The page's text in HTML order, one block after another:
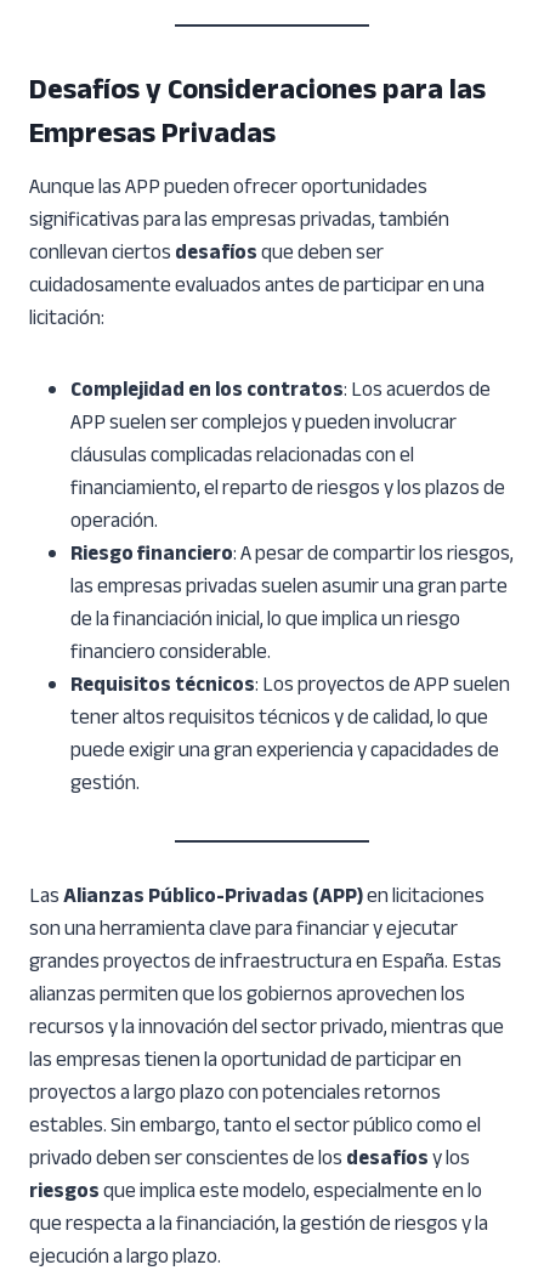
Desafíos y Consideraciones para las
Empresas Privadas
Aunque las APP pueden ofrecer oportunidades
significativas para las empresas privadas, también
conllevan ciertosdesafíosque deben ser
cuidadosamente evaluados antes de participar en una
licitación:
Complejidad en los contratos: Los acuerdos de
APP suelen ser complejos y pueden involucrar
cláusulas complicadas relacionadas con el
financiamiento, el reparto de riesgos y los plazos de
operación.
Riesgo financiero: A pesar de compartir los riesgos,
las empresas privadas suelen asumir una gran parte
de la financiación inicial, lo que implica un riesgo
financiero considerable.
Requisitos técnicos: Los proyectos de APP suelen
tener altos requisitos técnicos y de calidad, lo que
puede exigir una gran experiencia y capacidades de
gestión.
LasAlianzas Público-Privadas (APP)en licitaciones
son una herramienta clave para financiar y ejecutar
grandes proyectos de infraestructura en España. Estas
alianzas permiten que los gobiernos aprovechen los
recursos y la innovación del sector privado, mientras que
las empresas tienen la oportunidad de participar en
proyectos a largo plazo con potenciales retornos
estables. Sin embargo, tanto el sector público como el
privado deben ser conscientes de losdesafíosy los
riesgosque implica este modelo, especialmente en lo
que respecta a la financiación, la gestión de riesgos y la
ejecución a largo plazo.